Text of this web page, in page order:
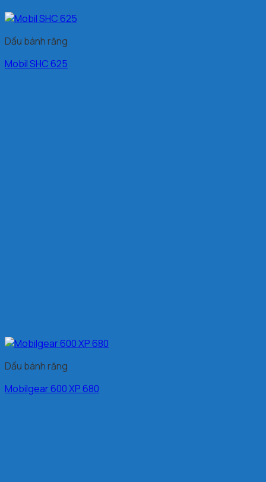
Dầu bánh răng
Mobil SHC 625
Dầu bánh răng
Mobilgear 600 XP 680